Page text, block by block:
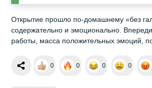
Открытие прошло по-домашнему «без
содержательно и эмоционально.
работы, масса положительных эмоций,
0 0 0 0